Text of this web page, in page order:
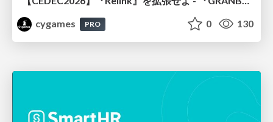
cygames
PRO 0 130